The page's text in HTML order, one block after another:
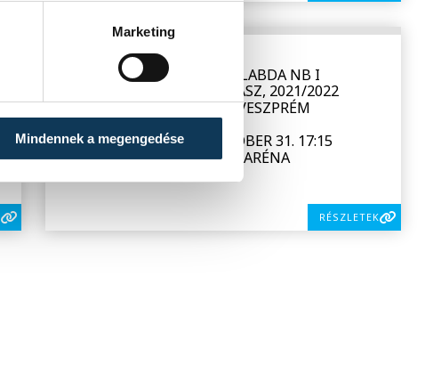
Marketing
Mindennek a megengedése
SOROZAT
FÉRFI KÉZILABDA NB I
ALAPSZAKASZ, 2021/2022
HAZAI
TELEKOM VESZPRÉM
VENDÉG
GYÖNGYÖS
IDŐPONT
2021. OKTÓBER 31. 17:15
HELYSZÍN
VESZPRÉM ARÉNA
RÉSZLETEK